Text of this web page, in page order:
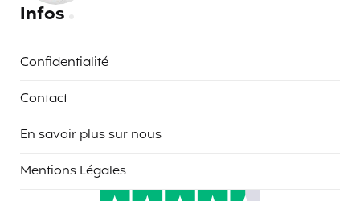
Infos
Confidentialité
Contact
En savoir plus sur nous
Mentions Légales